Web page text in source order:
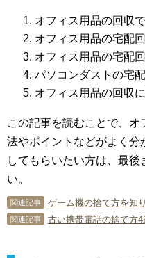
オフィス用品の回収
オフィス用品の宅配
オフィス用品の宅配
パソコンダストの宅
オフィス用品の回収
この記事を読むことで、
法やポイントなどがよく分
してもらいたい方は、最
い。
関連記事
関連記事 古い携帯電話の捨て方